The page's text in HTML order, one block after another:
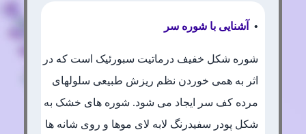
• آشنایی با شوره سر
شوره شکل خفیف درماتیت سبورئیک است که در
اثر به همی خوردن نظم ریزش طبیعی سلولهای
مرده کف سر ایجاد می شود. شوره های خشک به
شکل پودر سفیدرنگ لابه لای موها و روی شانه ها